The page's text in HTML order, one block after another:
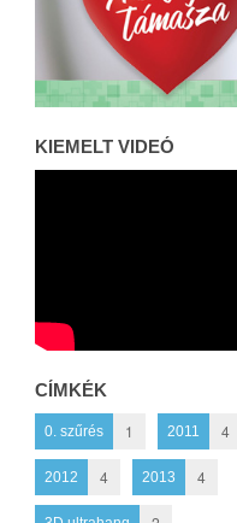
KIEMELT VIDEÓ
CÍMKÉK
0. szűrés 1 2011 4
2012 4 2013 4